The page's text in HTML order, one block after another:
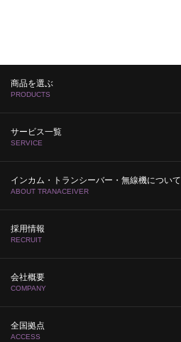
商品を選ぶ
PRODUCTS
サービス一覧
SERVICE
インカム・トランシーバー・無線機について
ABOUT TRANACEIVER
採用情報
RECRUIT
会社概要
COMPANY
全国拠点
ACCESS